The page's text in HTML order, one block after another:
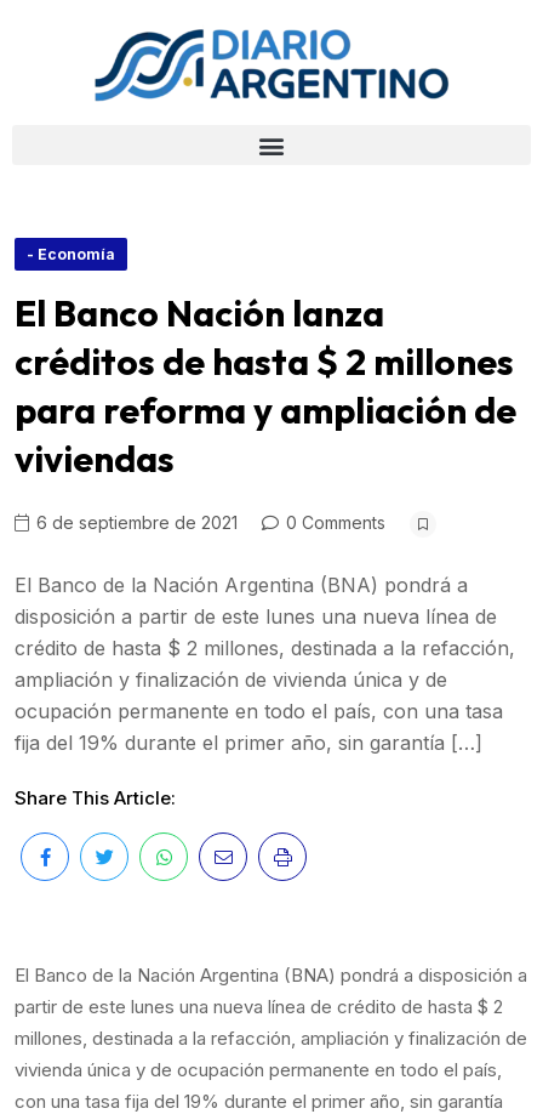
- Economía
El Banco Nación lanza
créditos de hasta $ 2 millones
para reforma y ampliación de
viviendas
6 de septiembre de 2021 0 Comments
El Banco de la Nación Argentina (BNA) pondrá a
disposición a partir de este lunes una nueva línea de
crédito de hasta $ 2 millones, destinada a la refacción,
ampliación y finalización de vivienda única y de
ocupación permanente en todo el país, con una tasa
fija del 19% durante el primer año, sin garantía […]
Share This Article:
El Banco de la Nación Argentina (BNA) pondrá a disposición a
partir de este lunes una nueva línea de crédito de hasta $ 2
millones, destinada a la refacción, ampliación y finalización de
vivienda única y de ocupación permanente en todo el país,
con una tasa fija del 19% durante el primer año, sin garantía